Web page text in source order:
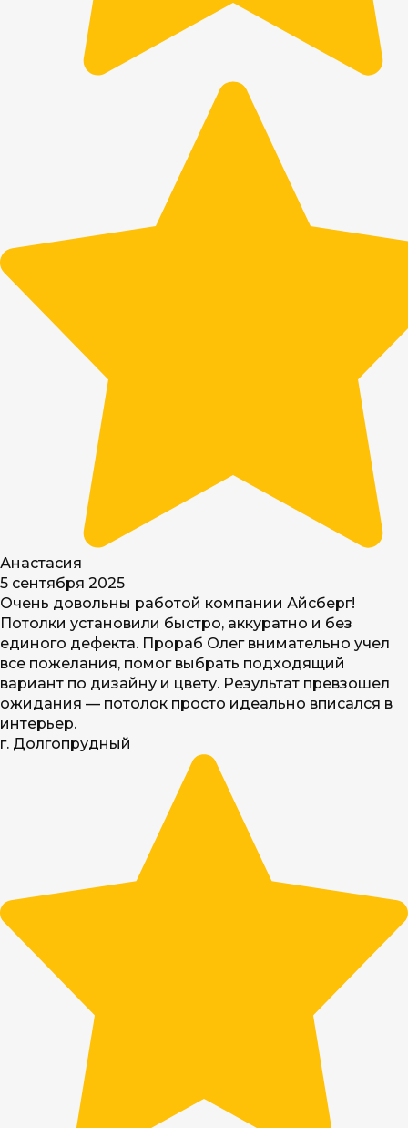
Анастасия
5 сентября 2025
Очень довольны работой компании Айсберг!
Потолки установили быстро, аккуратно и без
единого дефекта. Прораб Олег внимательно учел
все пожелания, помог выбрать подходящий
вариант по дизайну и цвету. Результат превзошел
ожидания — потолок просто идеально вписался в
интерьер.
г. Долгопрудный